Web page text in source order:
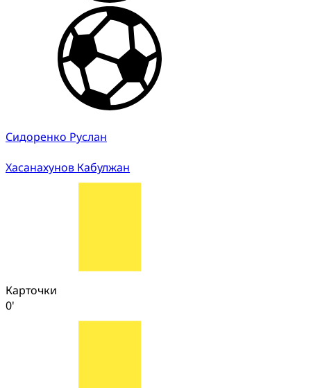
Сидоренко Руслан
Хасанахунов Кабулжан
Карточки
0'